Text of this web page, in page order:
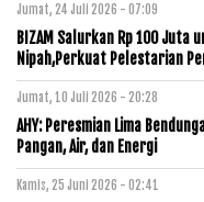
Jumat, 24 Juli 2026 - 07:09
BIZAM Salurkan Rp 100 Juta
Nipah,Perkuat Pelestarian
Jumat, 10 Juli 2026 - 20:28
AHY: Peresmian Lima
Pangan, Air, dan Energi
Kamis, 25 Juni 2026 - 02:41